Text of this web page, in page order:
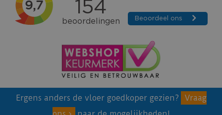
Ergens anders de vloer goedkoper gezien?
Vraag